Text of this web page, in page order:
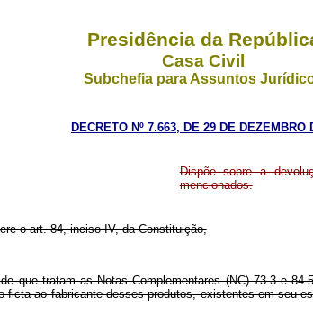
Presidência da
Casa Civil
Subchefia para Assuntos
DECRETO Nº 7.663, DE 29 DE DEZEMBRO
Dispõe sobre a
mencionados.
o art. 84, inciso IV, da Constituição,
que tratam as Notas Complementares (NC) 73-3 e
ficta ao fabricante desses produtos, existentes em seu